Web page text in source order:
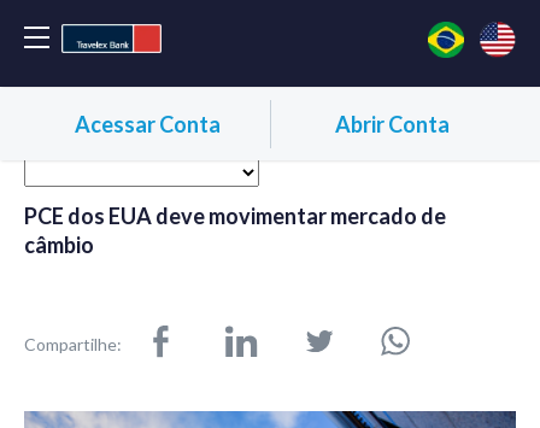
Acessar Conta Abrir Conta
PCE dos EUA deve movimentar mercado de
câmbio
Compartilhe: